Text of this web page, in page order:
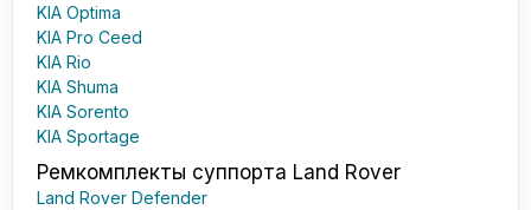
KIA Optima
KIA Pro Ceed
KIA Rio
KIA Shuma
KIA Sorento
KIA Sportage
Ремкомплекты суппорта Land Rover
Land Rover Defender